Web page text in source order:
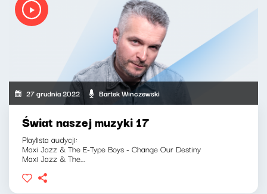
27 grudnia 2022 Bartek Winczewski
Świat naszej muzyki 17
Playlista audycji:
Maxi Jazz & The E-Type Boys - Change Our Destiny
Maxi Jazz & The...